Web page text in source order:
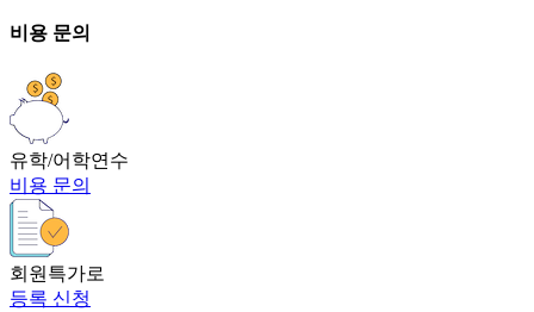
비용 문의
유학/어학연수
비용 문의
회원특가로
등록 신청